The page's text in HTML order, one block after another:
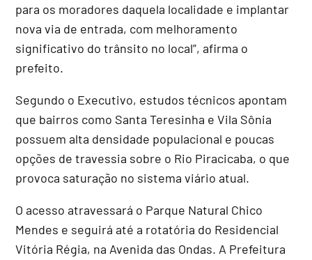
para os moradores daquela localidade e implantar
nova via de entrada, com melhoramento
significativo do trânsito no local”, afirma o
prefeito.
Segundo o Executivo, estudos técnicos apontam
que bairros como Santa Teresinha e Vila Sônia
possuem alta densidade populacional e poucas
opções de travessia sobre o Rio Piracicaba, o que
provoca saturação no sistema viário atual.
O acesso atravessará o Parque Natural Chico
Mendes e seguirá até a rotatória do Residencial
Vitória Régia, na Avenida das Ondas. A Prefeitura